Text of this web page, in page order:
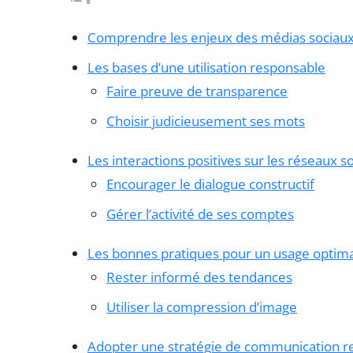
Comprendre les enjeux des médias
Les bases d’une utilisation responsable
Faire preuve de transparence
Choisir judicieusement ses mots
Les interactions positives sur les réseaux
Encourager le dialogue constructif
Gérer l’activité de ses comptes
Les bonnes pratiques pour un usage
Rester informé des tendances
Utiliser la compression d’image
Adopter une stratégie de communication